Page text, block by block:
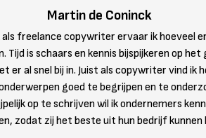
Martin de Coninck
freelance copywriter ervaar ik hoeveel
Tijd is schaars en kennis bijspijkeren op het
er al snel bij in. Juist als copywriter vind ik
goed te begrijpen en te
op te schrijven wil ik ondernemers
zodat zij het beste uit hun bedrijf kunnen